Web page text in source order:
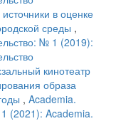
в оценке
среды ,
№ 1 (2019):
кинотеатр
образа
, Academia.
(2021): Academia.